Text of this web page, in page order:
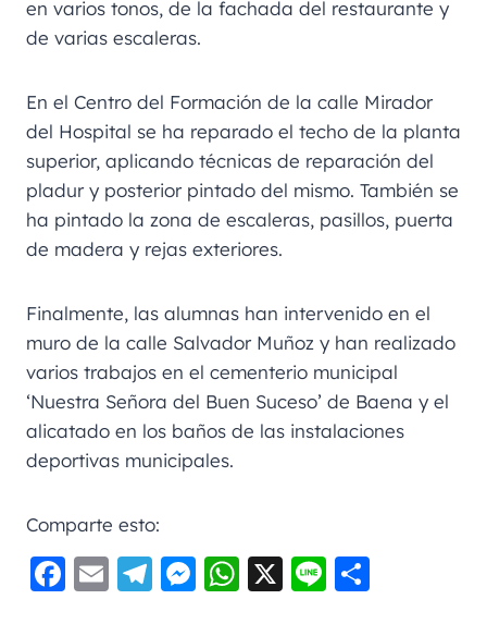
en varios tonos, de la fachada del restaurante y
de varias escaleras.
En el Centro del Formación de la calle Mirador
del Hospital se ha reparado el techo de la planta
superior, aplicando técnicas de reparación del
pladur y posterior pintado del mismo. También se
ha pintado la zona de escaleras, pasillos, puerta
de madera y rejas exteriores.
Finalmente, las alumnas han intervenido en el
muro de la calle Salvador Muñoz y han realizado
varios trabajos en el cementerio municipal
‘Nuestra Señora del Buen Suceso’ de Baena y el
alicatado en los baños de las instalaciones
deportivas municipales.
Comparte esto:
F
E
Te M W X
Li